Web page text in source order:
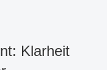
Klarheit